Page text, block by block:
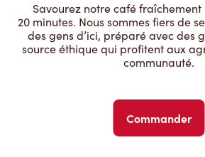
Savourez notre café fraîchement
20 minutes. Nous sommes fiers de
des gens d’ici, préparé avec des
source éthique qui profitent aux
communauté.
Commander